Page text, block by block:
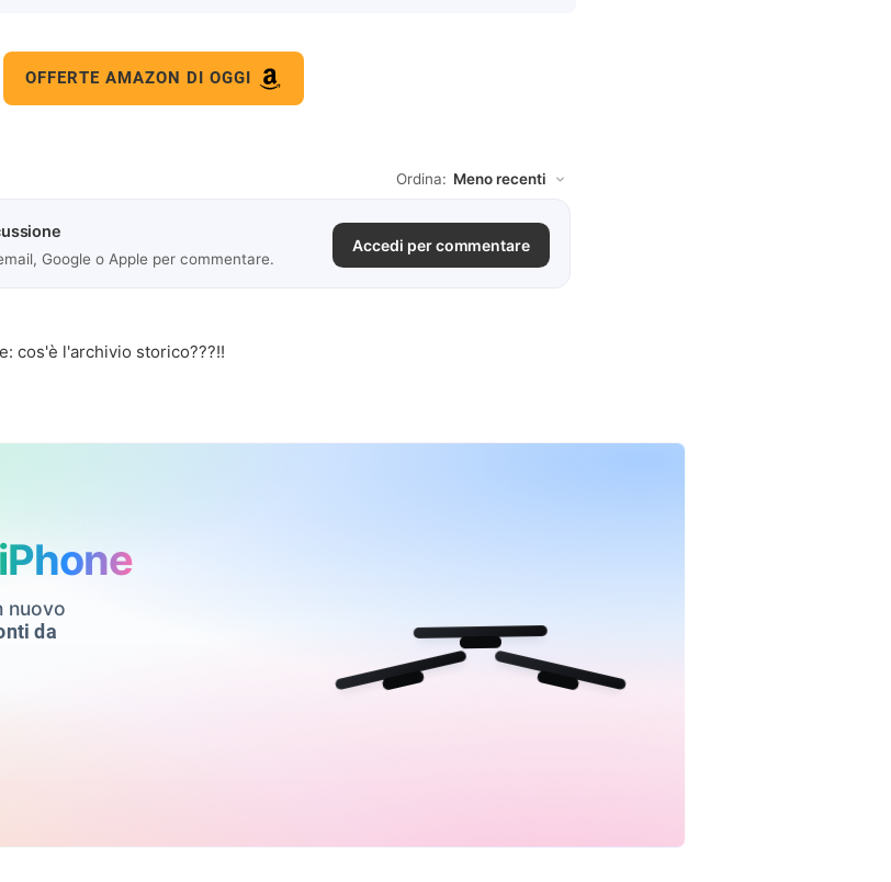
OFFERTE AMAZON DI OGGI
Ordina:
Google o Apple per commentare.
Accedi per commentare
cos'è l'archivio storico???!!
iPhone
nuovo
da